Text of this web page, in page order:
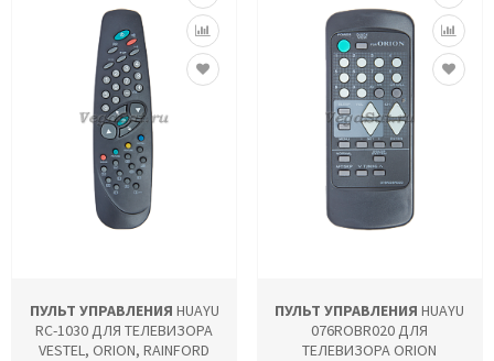
ПУЛЬТ УПРАВЛЕНИЯ HUAYU
RC-1030 ДЛЯ ТЕЛЕВИЗОРА
VESTEL, ORION, RAINFORD
ПУЛЬТ УПРАВЛЕНИЯ HUAYU
076ROBR020 ДЛЯ
ТЕЛЕВИЗОРА ORION